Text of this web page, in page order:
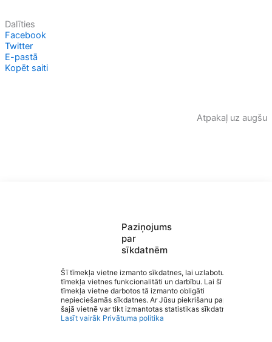
Paziņojums
par
sīkdatnēm
Šī tīmekļa vietne izmanto sīkdatnes, lai uzlabotu
tīmekļa vietnes funkcionalitāti un darbību. Lai šī
tīmekļa vietne darbotos tā izmanto obligāti
nepieciešamās sīkdatnes. Ar Jūsu piekrišanu papildus
šajā vietnē var tikt izmantotas statistikas sīkdatnes.
Lasīt vairāk Privātuma politika
Dalīties
Facebook
Twitter
E-pastā
Kopēt saiti
Atpakaļ uz augšu
Matīšu pamatskola
Izvēlne
Ātrās saites
Sociālie tīkli